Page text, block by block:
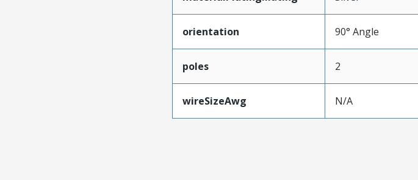
orientation 90° Angle
poles 2
wireSizeAwg N/A